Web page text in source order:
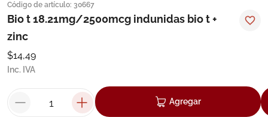
Código de artículo: 30667
Bio t 18.21mg/2500mcg indunidas bio t +
zinc
$14,49
Inc. IVA
Agregar
1. eucerin
4.
5. cerave